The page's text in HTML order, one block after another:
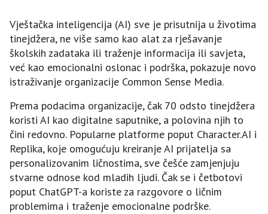
Vještačka inteligencija (AI) sve je prisutnija u životima
tinejdžera, ne više samo kao alat za rješavanje
školskih zadataka ili traženje informacija ili savjeta,
već kao emocionalni oslonac i podrška, pokazuje novo
istraživanje organizacije Common Sense Media.
Prema podacima organizacije, čak 70 odsto tinejdžera
koristi AI kao digitalne saputnike, a polovina njih to
čini redovno. Popularne platforme poput Character.AI i
Replika, koje omogućuju kreiranje AI prijatelja sa
personalizovanim ličnostima, sve češće zamjenjuju
stvarne odnose kod mladih ljudi. Čak se i četbotovi
poput ChatGPT-a koriste za razgovore o ličnim
problemima i traženje emocionalne podrške.